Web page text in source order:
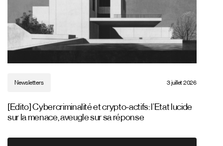
Newsletters 3 juillet 2026
[Edito] Cybercriminalité et crypto-actifs: l’Etat lucide
sur la menace, aveugle sur sa réponse